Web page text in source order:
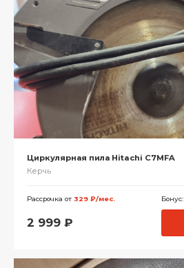
Циркулярная пила Hitachi C7MFA
Керчь
Рассрочка от 329 ₽/мес. Бонус:
2 999 ₽